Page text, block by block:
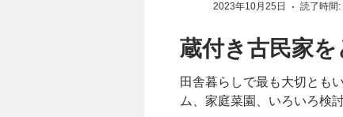
蔵付き古民家
田舎暮らしで最も大切とも
ム、家庭菜園、いろいろ検
2023年10月25日
読了時間: